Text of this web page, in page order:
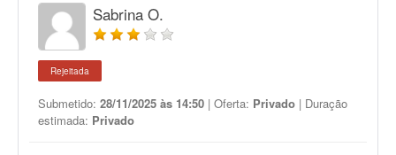
Sabrina O.
Rejeitada
Submetido: 28/11/2025 às 14:50 | Oferta: Privado | Duração
estimada: Privado